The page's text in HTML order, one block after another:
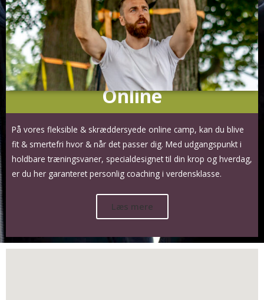
Online
På vores fleksible & skræddersyede online camp, kan du blive
fit & smertefri hvor & når det passer dig. Med udgangspunkt i
holdbare træningsvaner, specialdesignet til din krop og hverdag,
er du her garanteret personlig coaching i verdensklasse.
Læs mere